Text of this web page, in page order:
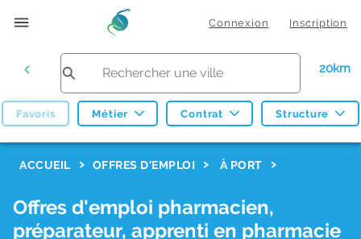
Connexion Inscription
20km
Favoris Métier Contrat Structure
ACCUEIL OFFRES D'EMPLOI À PORT
Offres d'emploi pharmacien,
préparateur, apprenti en pharmacie